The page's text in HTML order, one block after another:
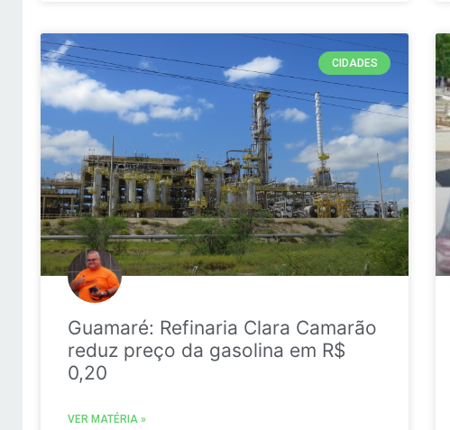
CIDADES
Guamaré: Refinaria Clara Camarão
reduz preço da gasolina em R$
0,20
VER MATÉRIA »